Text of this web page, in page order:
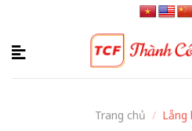
content
Trang chủ / Lẵng